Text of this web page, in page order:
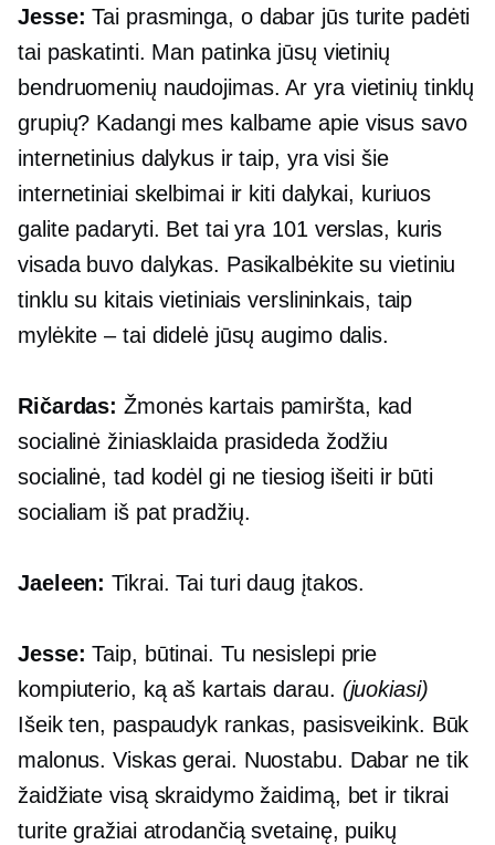
Jesse: Tai prasminga, o dabar jūs turite padėti
tai paskatinti. Man patinka jūsų vietinių
bendruomenių naudojimas. Ar yra vietinių tinklų
grupių? Kadangi mes kalbame apie visus savo
internetinius dalykus ir taip, yra visi šie
internetiniai skelbimai ir kiti dalykai, kuriuos
galite padaryti. Bet tai yra 101 verslas, kuris
visada buvo dalykas. Pasikalbėkite su vietiniu
tinklu su kitais vietiniais verslininkais, taip
mylėkite – tai didelė jūsų augimo dalis.
Ričardas: Žmonės kartais pamiršta, kad
socialinė žiniasklaida prasideda žodžiu
socialinė, tad kodėl gi ne tiesiog išeiti ir būti
socialiam iš pat pradžių.
Jaeleen: Tikrai. Tai turi daug įtakos.
Jesse: Taip, būtinai. Tu nesislepi prie
kompiuterio, ką aš kartais darau. (juokiasi)
Išeik ten, paspaudyk rankas, pasisveikink. Būk
malonus. Viskas gerai. Nuostabu. Dabar ne tik
žaidžiate visą skraidymo žaidimą, bet ir tikrai
turite gražiai atrodančią svetainę, puikų